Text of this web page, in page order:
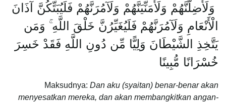
وَلَأُضِلَّنَّهُمْ وَلَأُمَنِّيَنَّهُمْ وَلَآمُرَنَّهُمْ فَلَيُبَتِّكُنَّ آذَانَ
الْأَنْعَامِ وَلَآمُرَنَّهُمْ فَلَيُغَيِّرُنَّ خَلْقَ اللَّهِ ۚ وَمَن
يَتَّخِذِ الشَّيْطَانَ وَلِيًّا مِّن دُونِ اللَّهِ فَقَدْ خَسِرَ
خُسْرَانًا مُّبِينًا
Maksudnya: Dan aku (syaitan) benar-benar akan
menyesatkan mereka, dan akan membangkitkan angan-